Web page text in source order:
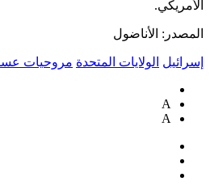
الأمريكي.
المصدر: الأناضول
إسرائيل الولايات المتحدة مروحيات
A
A